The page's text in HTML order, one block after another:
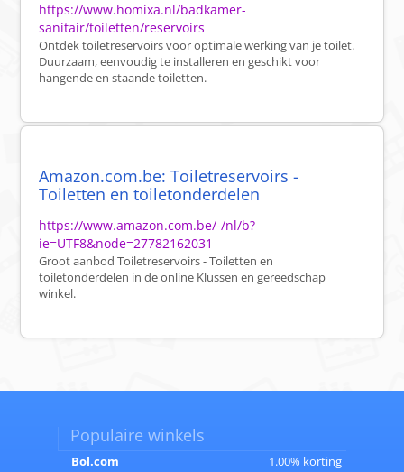
https://www.homixa.nl/badkamer-
sanitair/toiletten/reservoirs
Ontdek toiletreservoirs voor optimale werking van je toilet.
Duurzaam, eenvoudig te installeren en geschikt voor
hangende en staande toiletten.
Amazon.com.be: Toiletreservoirs -
Toiletten en toiletonderdelen
https://www.amazon.com.be/-/nl/b?
ie=UTF8&node=27782162031
Groot aanbod Toiletreservoirs - Toiletten en
toiletonderdelen in de online Klussen en gereedschap
winkel.
Populaire winkels
Bol.com
1.00% korting